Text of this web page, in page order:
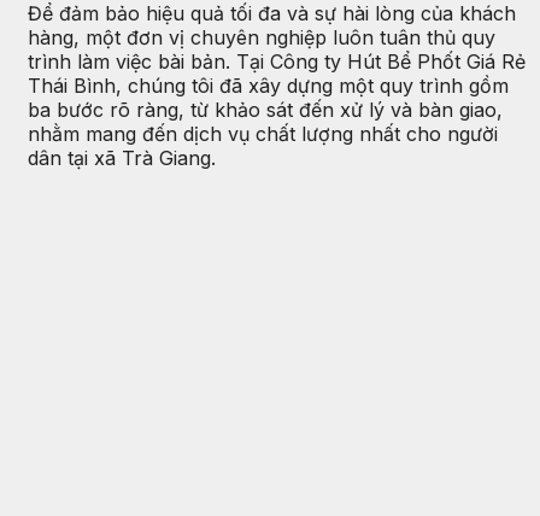
Để đảm bảo hiệu quả tối đa và sự hài lòng của khách
hàng, một đơn vị chuyên nghiệp luôn tuân thủ quy
trình làm việc bài bản. Tại Công ty Hút Bể Phốt Giá Rẻ
Thái Bình, chúng tôi đã xây dựng một quy trình gồm
ba bước rõ ràng, từ khảo sát đến xử lý và bàn giao,
nhằm mang đến dịch vụ chất lượng nhất cho người
dân tại xã Trà Giang.